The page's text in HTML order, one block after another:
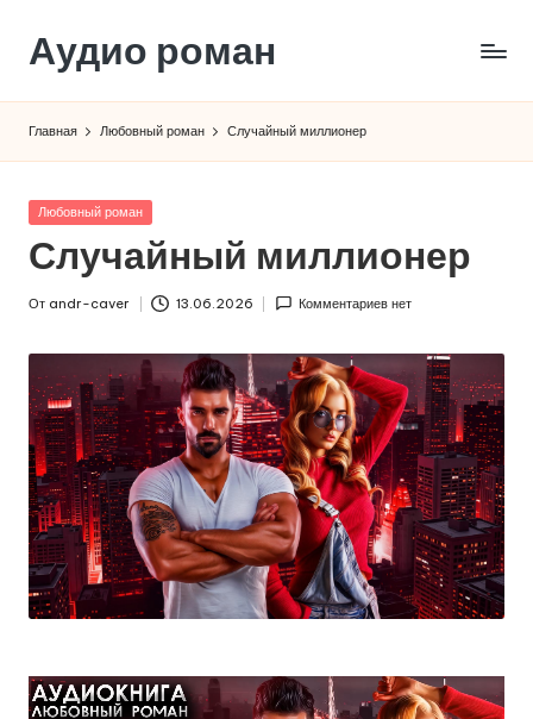
Перейти
содержимому
Аудио роман
Главная Любовный роман Случайный миллионер
Опубликовано
Любовный роман
Случайный миллионер
От andr-caver 13.06.2026 Комментариев нет